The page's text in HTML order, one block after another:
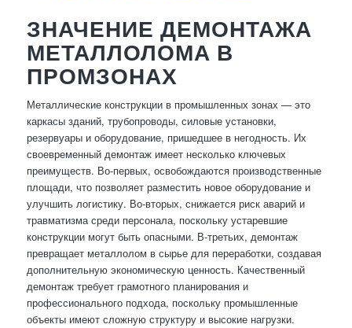
ЗНАЧЕНИЕ ДЕМОНТАЖА
МЕТАЛЛОЛОМА В
ПРОМЗОНАХ
Металлические конструкции в промышленных зонах — это
каркасы зданий, трубопроводы, силовые установки,
резервуары и оборудование, пришедшее в негодность. Их
своевременный демонтаж имеет несколько ключевых
преимуществ. Во-первых, освобождаются производственные
площади, что позволяет разместить новое оборудование и
улучшить логистику. Во-вторых, снижается риск аварий и
травматизма среди персонала, поскольку устаревшие
конструкции могут быть опасными. В-третьих, демонтаж
превращает металлолом в сырье для переработки, создавая
дополнительную экономическую ценность. Качественный
демонтаж требует грамотного планирования и
профессионального подхода, поскольку промышленные
объекты имеют сложную структуру и высокие нагрузки.